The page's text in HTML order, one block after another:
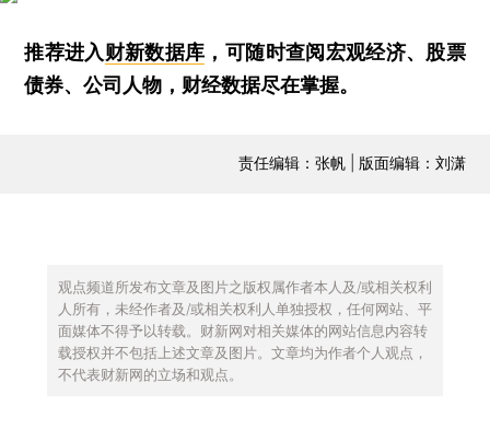
推荐进入财新数据库 ，可随时查阅宏观经济、股票
债券、公司人物，财经数据尽在掌握。
责任编辑：张帆 | 版面编辑：刘潇
观点频道所发布文章及图片之版权属作者本人及/或相关权利
人所有，未经作者及/或相关权利人单独授权，任何网站、平
面媒体不得予以转载。财新网对相关媒体的网站信息内容转
载授权并不包括上述文章及图片。文章均为作者个人观点，
不代表财新网的立场和观点。